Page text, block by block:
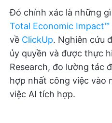
Đó chính xác là những gì
Total Economic Impact™
về ClickUp. Nghiên cứu
ủy quyền và được thực
Research, đo lường tác
hợp nhất công việc vào
việc AI tích hợp.